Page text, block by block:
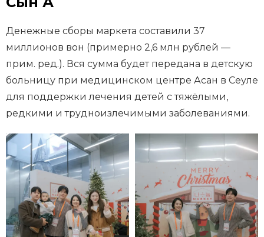
Денежные сборы маркета составили 37
миллионов вон (примерно 2,6 млн рублей —
прим. ред.). Вся сумма будет передана в детскую
больницу при медицинском центре Асан в Сеуле
для поддержки лечения детей с тяжёлыми,
редкими и трудноизлечимыми заболеваниями.